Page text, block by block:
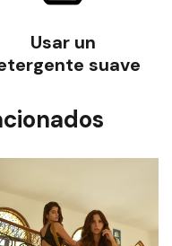
No planchar